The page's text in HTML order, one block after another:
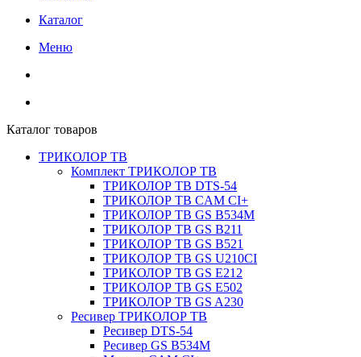
Каталог
Меню
Каталог товаров
ТРИКОЛОР ТВ
Комплект ТРИКОЛОР ТВ
ТРИКОЛОР ТВ DTS-54
ТРИКОЛОР ТВ CAM CI+
ТРИКОЛОР ТВ GS B534M
ТРИКОЛОР ТВ GS B211
ТРИКОЛОР ТВ GS B521
ТРИКОЛОР ТВ GS U210CI
ТРИКОЛОР ТВ GS E212
ТРИКОЛОР ТВ GS E502
ТРИКОЛОР ТВ GS A230
Ресивер ТРИКОЛОР ТВ
Ресивер DTS-54
Ресивер GS B534M